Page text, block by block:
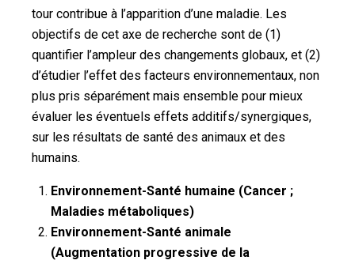
tour contribue à l’apparition d’une maladie. Les
objectifs de cet axe de recherche sont de (1)
quantifier l’ampleur des changements globaux, et (2)
d’étudier l’effet des facteurs environnementaux, non
plus pris séparément mais ensemble pour mieux
évaluer les éventuels effets additifs/synergiques,
sur les résultats de santé des animaux et des
humains.
Environnement-Santé humaine (Cancer ;
Maladies métaboliques)
Environnement-Santé animale
(Augmentation progressive de la